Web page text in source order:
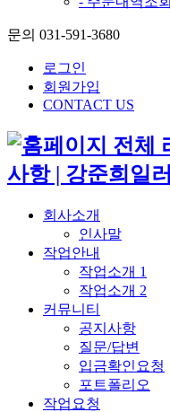
문의 031-591-3680
로그인
회원가입
CONTACT US
회사소개
인사말
작업안내
작업소개 1
작업소개 2
커뮤니티
공지사항
질문/답변
입금확인요청
포트폴리오
작업요청